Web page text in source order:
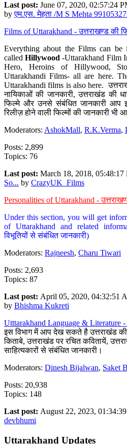
Last post: June 07, 2020, 02:57:24
byएम.एस. मेहता /M S Mehta
Films of Uttarakhand - उत्तराखण्ड की
Everything about the Films can be
calledHillywood-Uttarakhand Film
Hero, Heroins of Hillywood,
Uttarakhandi Films- all are here.
Uttarakhandi films is also here.
नायिकाओं की जानकारी, उत्तराखंड की
फिल्मे और उनसे संबंधित जानकारी आप
रिलीज़ होने वाली फिल्मों की जानकारी भी
Moderators: AshokMall, R.K.Verma,
Posts: 2,899
Topics: 76
Last post: March 18, 2018, 05:48:17
So... by CrazyUK_Films
Personalities of Uttarakhand -
Under this section, you will get
of Uttarakhand and related
विभूतियों से संबंधित जानकारी)
Moderators: Rajneesh, Charu Tiwari
Posts: 2,693
Topics: 87
Last post: April 05, 2020, 04:32:51
by Bhishma Kukreti
Utttarakhand Language & Literature -
इस विभाग में आप देख सकते है उत्तराखंड की
किताबे, उत्तराखंड पर रचित कवितायें,
साहित्यकारों से संबंधित जानकारी।
Moderators: Dinesh Bijalwan, Saket
Posts: 20,938
Topics: 148
Last post: August 22, 2023,
devbhumi
Uttarakhand Updates